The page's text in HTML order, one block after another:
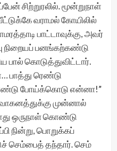
சிற்றுரலில். மூன்றுநாள்
வராமல் கோயிலில்
பாட்டாவுக்கு, அவர்
நிறையப் பனங்கற்கண்டு
பால் கொடுத்துவிட்டார்.
பாத்து ரெண்டு
போய்க்கொடு என்னா!”
வாகனத்துக்கு முன்னால்
ஒருநாள் கொண்டு
நின்று, பொறுக்கப்
செம்பைத் தந்தார். செம்